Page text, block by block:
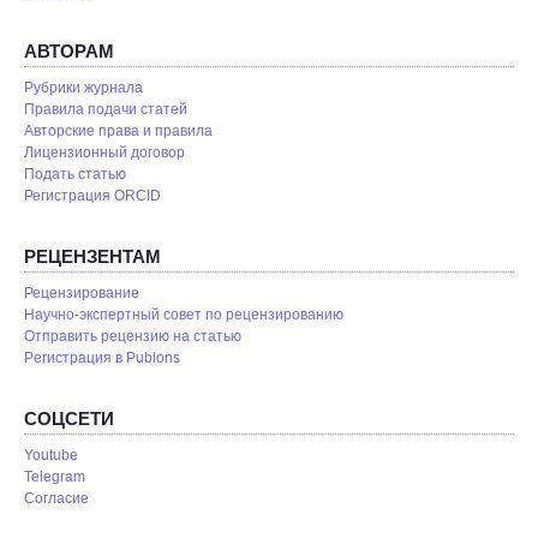
АВТОРАМ
Рубрики журнала
Правила подачи статей
Авторские права и правила
Лицензионный договор
Подать статью
Регистрация ORCID
РЕЦЕНЗЕНТАМ
Рецензирование
Научно-экспертный совет по рецензированию
Отправить рецензию на статью
Pегистрация в Publons
СОЦСЕТИ
Youtube
Telegram
Согласие